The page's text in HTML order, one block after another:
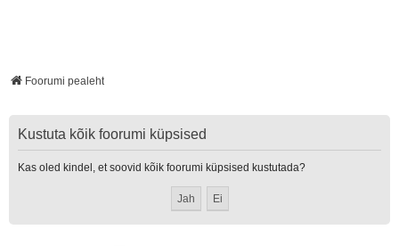
Foorumi pealeht
Kustuta kõik foorumi küpsised
Kas oled kindel, et soovid kõik foorumi küpsised kustutada?